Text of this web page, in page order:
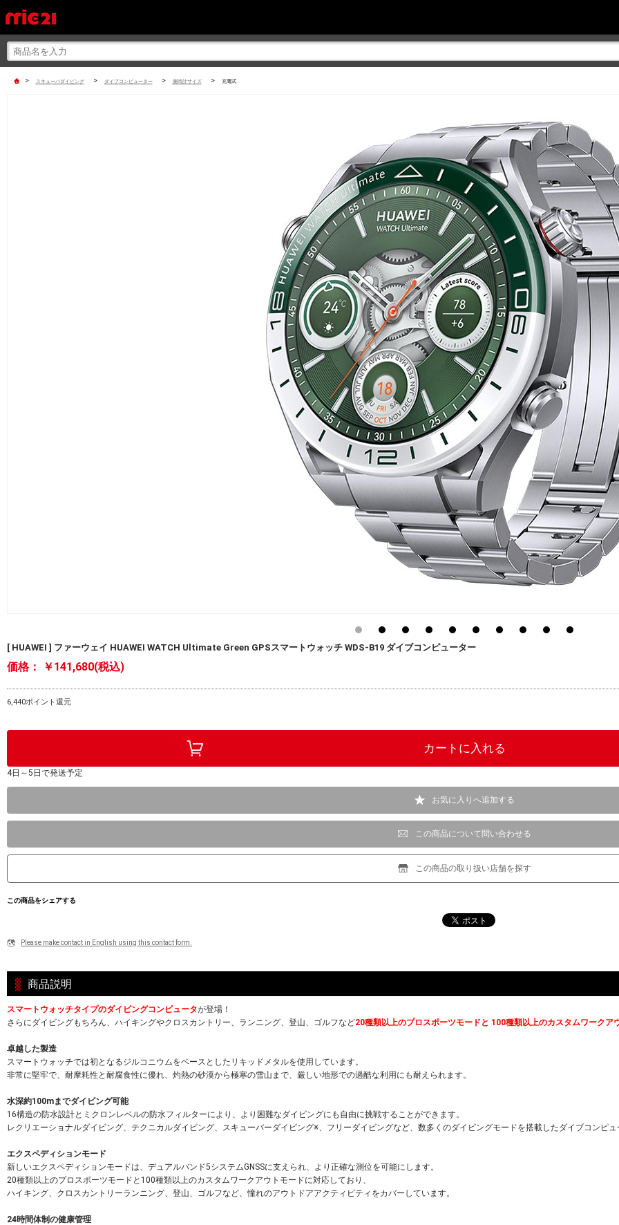
> スキューバダイビング > ダイブコンピューター > 腕時計サイズ > 充電式
[ HUAWEI ] ファーウェイ HUAWEI WATCH Ultimate Green GPSスマートウォッチ WDS-B19 ダイブコンピューター
価格： ￥141,680(税込)
6,440ポイント還元
4日～5日で発送予定
お気に入りへ追加する
この商品について問い合わせる
この商品の取り扱い店舗を探す
この商品をシェアする
Please make contact in English using this contact form.
商品説明
スマートウォッチタイプのダイビングコンピュータが登場！
さらにダイビングもちろん、ハイキングやクロスカントリー、ランニング、登山、ゴルフなど20種類以上のプロスポーツモードと 100種類以上のカスタムワークア
卓越した製造
スマートウォッチでは初となるジルコニウムをベースとしたリキッドメタルを使用しています。
非常に堅牢で、耐摩耗性と耐腐食性に優れ、灼熱の砂漠から極寒の雪山まで、厳しい地形での過酷な利用にも耐えられます。
水深約100mまでダイビング可能
16構造の防水設計とミクロンレベルの防水フィルターにより、より困難なダイビングにも自由に挑戦することができます。
レクリエーショナルダイビング、テクニカルダイビング、スキューバーダイビング※、フリーダイビングなど、数多くのダイビングモードを搭載したダイブコンピュ
エクスペディションモード
新しいエクスペディションモードは、デュアルバンド5システムGNSSに支えられ、より正確な測位を可能にします。
20種類以上のプロスポーツモードと100種類以上のカスタムワークアウトモードに対応しており、
ハイキング、クロスカントリーランニング、登山、ゴルフなど、憧れのアウトドアアクティビティをカバーしています。
24時間体制の健康管理